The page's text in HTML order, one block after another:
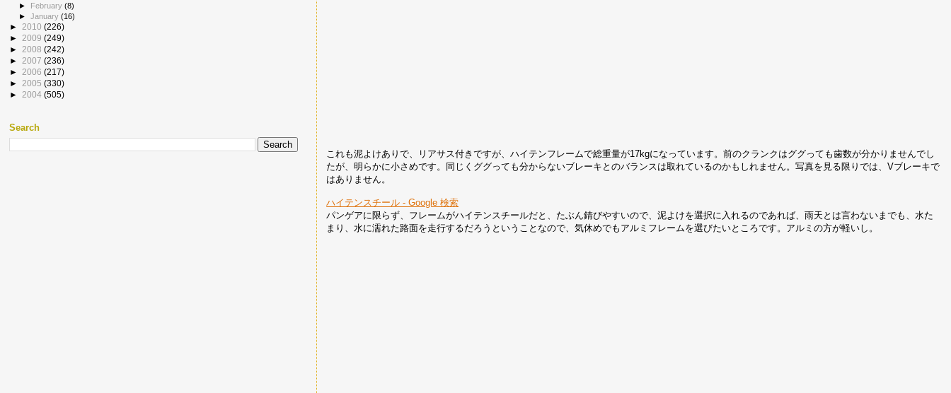
これも泥よけありで、リアサス付きですが、ハイテンフレームで総重量が17kgになっています。前のクランクはググっても歯数が分かりませんでし
たが、明らかに小さめです。同じくググっても分からないブレーキとのバランスは取れているのかもしれません。写真を見る限りでは、Vブレーキで
はありません。
ハイテンスチール - Google 検索
パンゲアに限らず、フレームがハイテンスチールだと、たぶん錆びやすいので、泥よけを選択に入れるのであれば、雨天とは言わないまでも、水た
まり、水に濡れた路面を走行するだろうということなので、気休めでもアルミフレームを選びたいところです。アルミの方が軽いし。
► February(8)
►January(16)
► 2010 (226)
► 2009 (249)
► 2008 (242)
► 2007 (236)
► 2006 (217)
► 2005 (330)
► 2004 (505)
Search